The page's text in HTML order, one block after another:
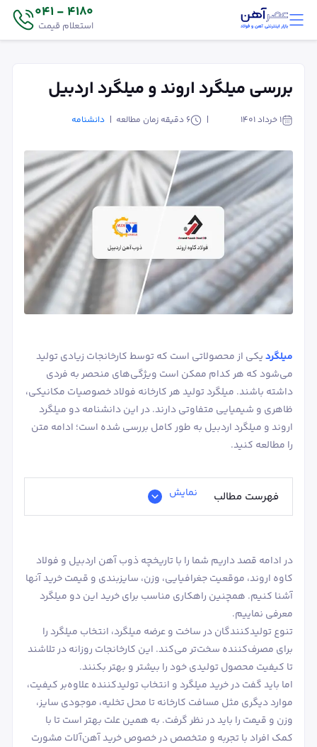
4180 - 041
استعلام قیمت
بررسی میلگرد اروند و میلگرد اردبیل
۱ خرداد ۱۴۰۱ 6 دقیقه زمان مطالعه دانشنامه
میلگردیکی از محصولاتی است که توسط کارخانجات زیادی تولید
می‌شود که هر کدام ممکن است ویژگی‌های منحصر به فردی
داشته باشند. میلگرد تولید هر کارخانه فولاد خصوصیات مکانیکی،
ظاهری و شیمیایی متفاوتی دارند. در این دانشنامه دو میلگرد
اروند و میلگرد اردبیل به طور کامل بررسی شده است؛ ادامه متن
را مطالعه کنید.
فهرست مطالب نمایش
در ادامه قصد داریم شما را با تاریخچه ذوب آهن اردبیل و فولاد
کاوه اروند، موقعیت جغرافیایی، وزن، سایزبندی و قیمت خرید آنها
آشنا کنیم. همچنین راهکاری مناسب برای خرید این دو میلگرد
معرفی نماییم.
تنوع تولیدکنندگان در ساخت و عرضه میلگرد، انتخاب میلگرد را
برای مصرف‌کننده سخت‌تر می‌کند. این کارخانجات روزانه در تلاشند
تا کیفیت محصول تولیدی خود را بیشتر و بهتر بکنند.
اما باید گفت در خرید میلگرد و انتخاب تولیدکننده علاوه‌بر کیفیت،
موارد دیگری مثل مسافت کارخانه تا محل تخلیه، موجودی سایز،
وزن و قیمت را باید در نظر گرفت. به همین علت بهتر است تا با
کمک افراد با تجربه و متخصص در خصوص خرید آهن‌آلات مشورت